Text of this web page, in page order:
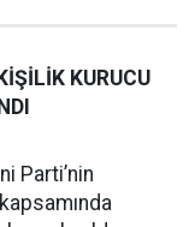
KURUCU
Parti’nin